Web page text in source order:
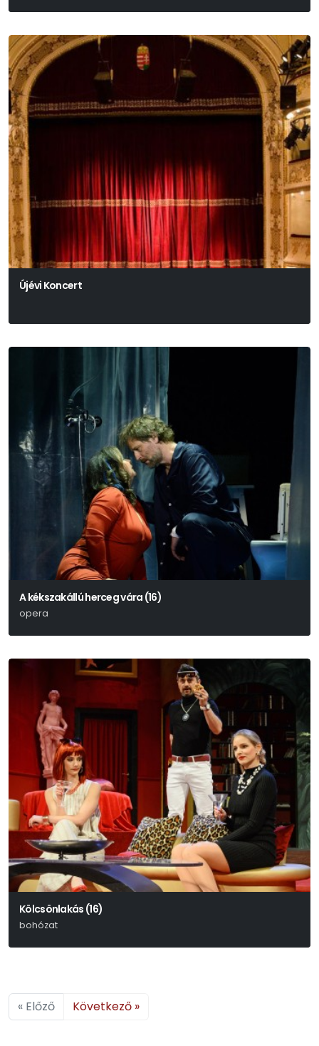
Újévi Koncert
A kékszakállú herceg vára (16)
opera
Kölcsönlakás (16)
bohózat
« Előző Következő »